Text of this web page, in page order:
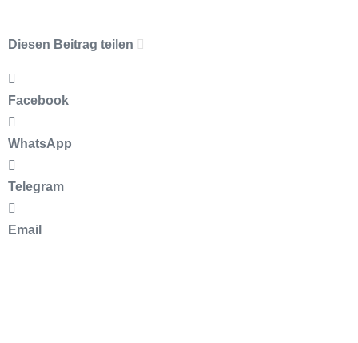
Diesen Beitrag teilen
Facebook
WhatsApp
Telegram
Email